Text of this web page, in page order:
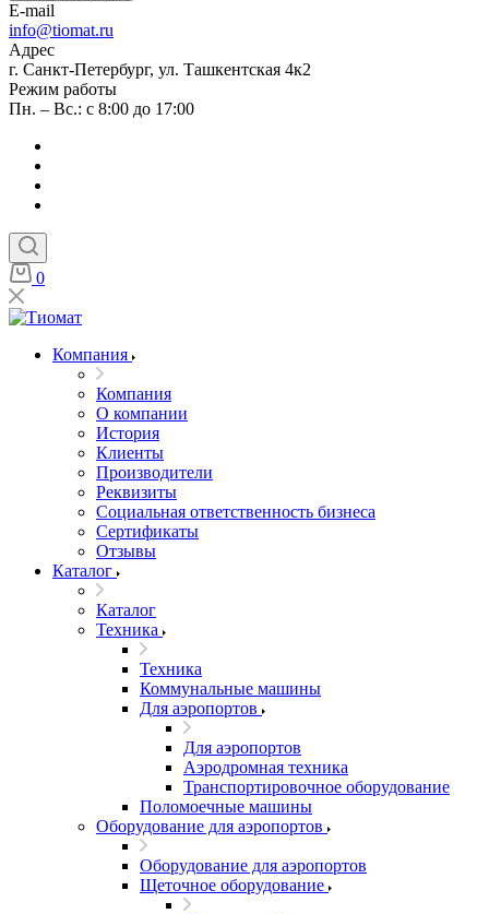
E-mail
info@tiomat.ru
Адрес
г. Санкт-Петербург, ул. Ташкентская 4к2
Режим работы
Пн. – Вс.: с 8:00 до 17:00
0
Компания
Компания
О компании
История
Клиенты
Производители
Реквизиты
Социальная ответственность бизнеса
Сертификаты
Отзывы
Каталог
Каталог
Техника
Техника
Коммунальные машины
Для аэропортов
Для аэропортов
Аэродромная техника
Транспортировочное оборудование
Поломоечные машины
Оборудование для аэропортов
Оборудование для аэропортов
Щеточное оборудование